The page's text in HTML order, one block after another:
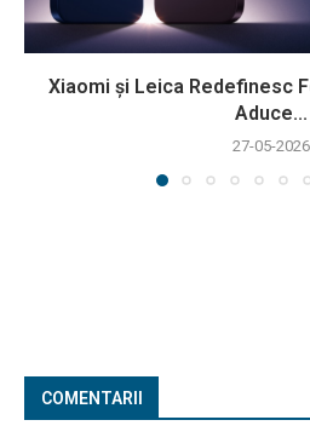
Xiaomi și Leica Redefinesc
Aduce...
27-05-2026
COMENTARII